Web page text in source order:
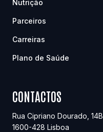
Nutrição
Parceiros
Carreiras
Plano de Saúde
CONTACTOS
Rua Cipriano Dourado, 14B
1600-428 Lisboa